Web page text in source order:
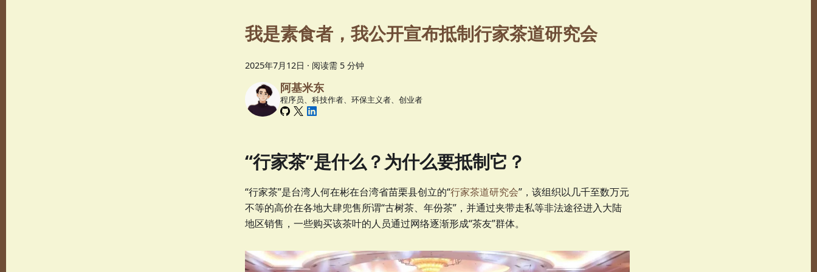
我是素食者，我公开宣布抵制行家茶道研究会
2025年7月12日 · 阅读需 5 分钟
阿基米东
程序员、科技作者、环保主义者、创业者
“行家茶”是什么？为什么要抵制它？
“行家茶”是台湾人何在彬在台湾省苗栗县创立的“行家茶道研究会”，该组织以几千至数万元
不等的高价在各地大肆兜售所谓“古树茶、年份茶”，并通过夹带走私等非法途径进入大陆
地区销售，一些购买该茶叶的人员通过网络逐渐形成“茶友”群体。